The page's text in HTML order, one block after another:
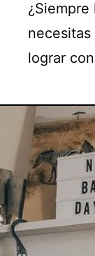
¿Siempre
lograr